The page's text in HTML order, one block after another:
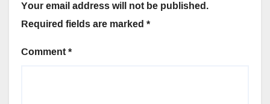
Your email address will not be published.
Required fields are marked*
Comment*